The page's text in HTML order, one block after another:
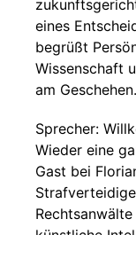
eines
begrüßt
Wissenschaft
am Geschehen.
Sprecher:
Wieder eine
Gast bei
künstliche